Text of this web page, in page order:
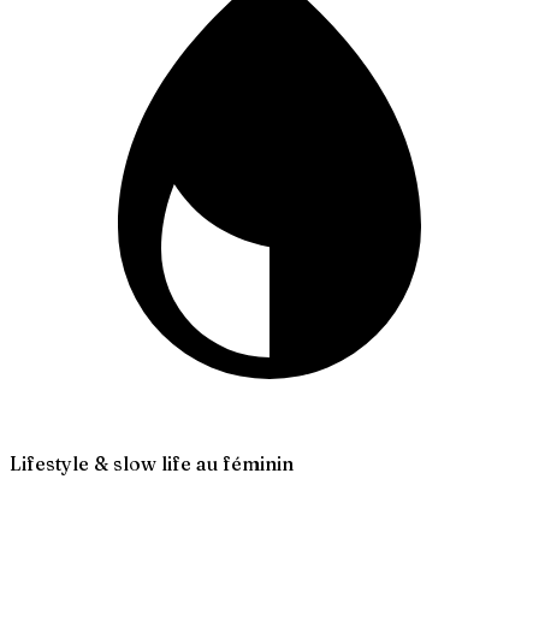
Lifestyle & slow life au féminin